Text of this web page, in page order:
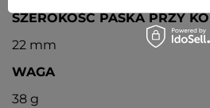
SZEROKOŚĆ PASKA PRZY
22 mm
WAGA
38 g